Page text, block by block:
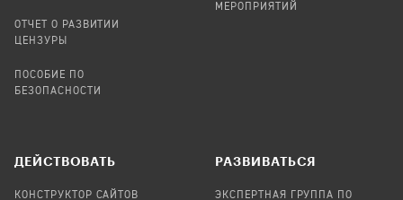
ОТЧЕТ О РАЗВИТИИ
ЦЕНЗУРЫ
ПОСОБИЕ ПО
БЕЗОПАСНОСТИ
МЕРОПРИЯТИЙ
ДЕЙСТВОВАТЬ
КОНСТРУКТОР САЙТОВ
РАЗВИВАТЬСЯ
ЭКСПЕРТНАЯ ГРУППА ПО